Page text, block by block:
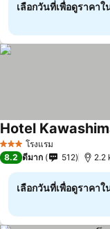
เลือกวันที่เพื่อดูราคา
3 ดาว โรงแรม
Hotel
8.2 ดีมาก 512 2.2
เลือกวันที่เพื่อดูราคา